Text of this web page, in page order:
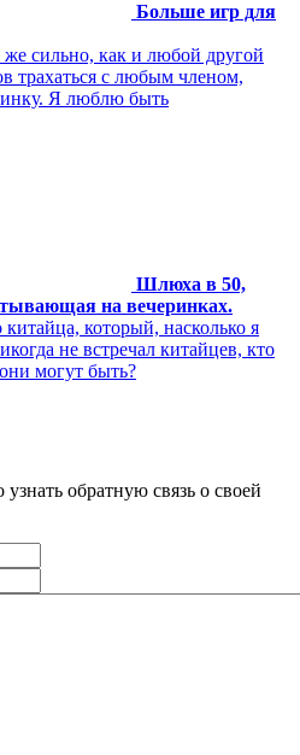
Больше игр для
же сильно, как и любой другой
трахаться с любым членом,
Я люблю быть
Шлюха в 50,
на вечеринках.
который, насколько я
не встречал китайцев, кто
могут быть?
обратную связь о своей